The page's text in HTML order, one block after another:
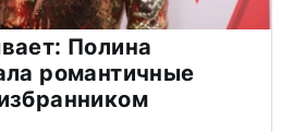
Полина
романтичные